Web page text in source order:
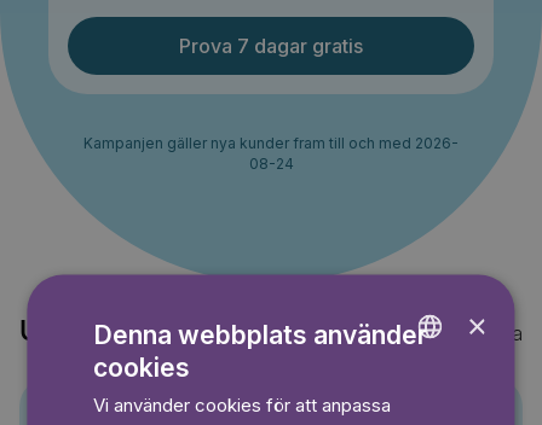
Prova 7 dagar gratis
Kampanjen gäller nya kunder fram till och med 2026-
08-24
Upptäck också Visa alla
×
Denna webbplats använder
cookies
Vi använder cookies för att anpassa